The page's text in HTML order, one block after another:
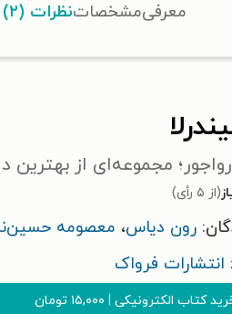
مجموعه‌ای از بهترین
(از ۵ رأی)
رون دیاس، معصومه‌
انتشارات فرواک
کتاب الکترونیکی ۱۵,۰۰۰ تومان
معرفیمشخصاتنظرات (۲)